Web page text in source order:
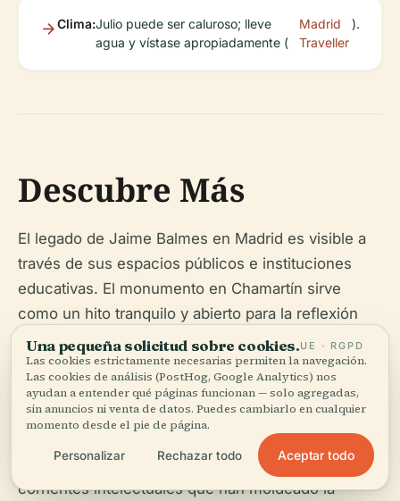
Clima:Julio puede ser caluroso; lleve
agua y vístase apropiadamente (
Madrid
Traveller
).
Descubre Más
El legado de Jaime Balmes en Madrid es visible a
través de sus espacios públicos e instituciones
educativas. El monumento en Chamartín sirve
como un hito tranquilo y abierto para la reflexión
cultural, mientras que las escuelas en distritos
como Tetuán y Puente de Vallecas destacan su
continua influencia en la educación y la identidad
comunitaria. Explorar estos sitios, ya sea como
entusiasta de la historia o como viajero en busca
del Madrid auténtico, proporciona una visión de las
corrientes intelectuales que han moldeado la
Una pequeña solicitud sobre cookies.UE · RGPD
Las cookies estrictamente necesarias permiten la navegación.
Las cookies de análisis (PostHog, Google Analytics) nos
ayudan a entender qué páginas funcionan — solo agregadas,
sin anuncios ni venta de datos. Puedes cambiarlo en cualquier
momento desde el pie de página.
Personalizar Rechazar todo Aceptar todo